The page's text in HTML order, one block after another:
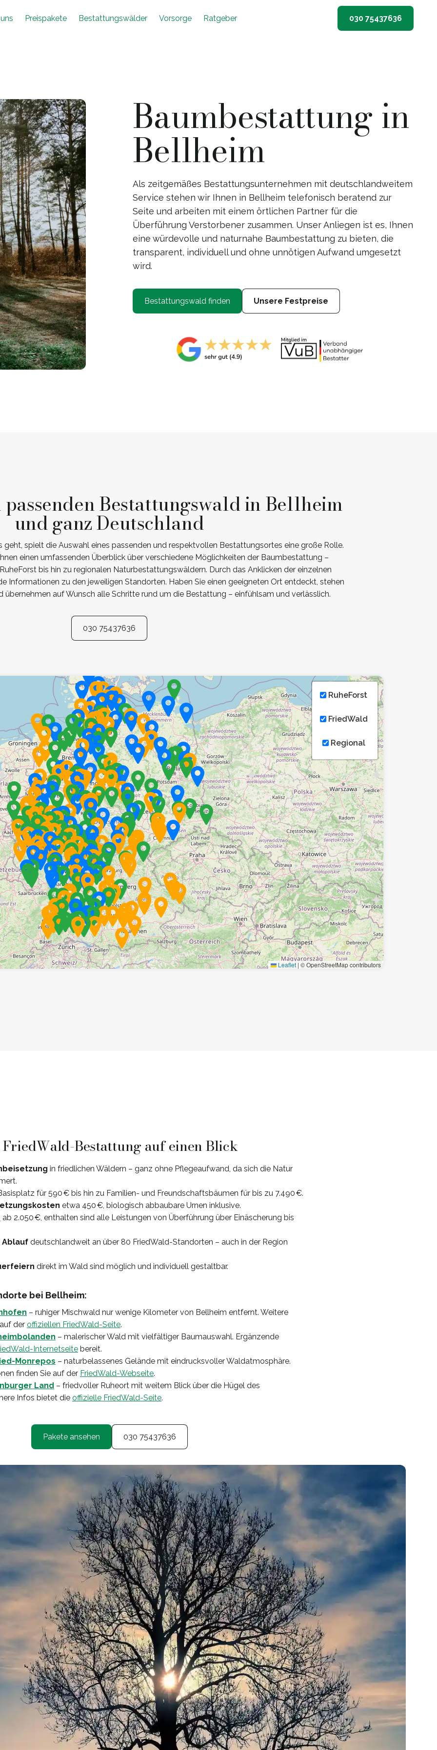
Preispakete Bestattungswälder Vorsorge Ratgeber 030 75437636
Baumbestattung in
Bellheim
Als zeitgemäßes Bestattungsunternehmen mit deutschlandweitem
Service stehen wir Ihnen in Bellheim telefonisch beratend zur
Seite und arbeiten mit einem örtlichen Partner für die
Überführung Verstorbener zusammen. Unser Anliegen ist es, Ihnen
eine würdevolle und naturnahe Baumbestattung zu bieten, die
transparent, individuell und ohne unnötigen Aufwand umgesetzt
wird.
Bestattungswald finden Unsere Festpreise
Bestattungswald in Bellheim
und ganz Deutschland
geht, spielt die Auswahl eines passenden und respektvollen Bestattungsortes eine große Rolle.
einen umfassenden Überblick über verschiedene Möglichkeiten der Baumbestattung –
bis hin zu regionalen Naturbestattungswäldern. Durch das Anklicken der einzelnen
Informationen zu den jeweiligen Standorten. Haben Sie einen geeigneten Ort entdeckt, stehen
übernehmen auf Wunsch alle Schritte rund um die Bestattung – einfühlsam und verlässlich.
030 75437636
RuheForst
FriedWald
Regional
Leaflet | © OpenStreetMap contributors
Bestattung auf einen Blick
in friedlichen Wäldern – ganz ohne Pflegeaufwand, da sich die Natur
für 590 € bis hin zu Familien- und Freundschaftsbäumen für bis zu 7.490 €.
etwa 450 €, biologisch abbaubare Urnen inklusive.
ab 2.050 €, enthalten sind alle Leistungen von Überführung über Einäscherung bis
deutschlandweit an über 80 FriedWald-Standorten – auch in der Region
direkt im Wald sind möglich und individuell gestaltbar.
bei Bellheim:
– ruhiger Mischwald nur wenige Kilometer von Bellheim entfernt. Weitere
der offiziellen FriedWald-Seite.
– malerischer Wald mit vielfältiger Baumauswahl. Ergänzende
Internetseite bereit.
Monrepos – naturbelassenes Gelände mit eindrucksvoller Waldatmosphäre.
finden Sie auf der FriedWald-Webseite.
Land – friedvoller Ruheort mit weitem Blick über die Hügel des
Infos bietet die offizielle FriedWald-Seite.
Pakete ansehen 030 75437636